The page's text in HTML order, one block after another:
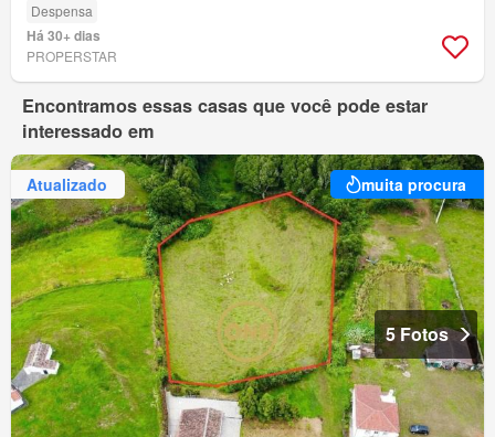
Despensa
Há 30+ dias
PROPERSTAR
Encontramos essas casas que você pode estar
interessado em
Atualizado muita procura
5 Fotos